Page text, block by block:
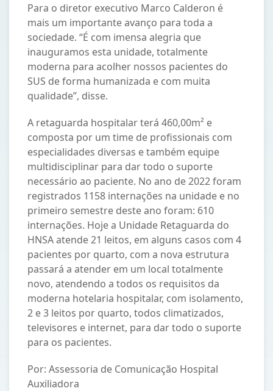
Para o diretor executivo Marco Calderon é
mais um importante avanço para toda a
sociedade. “É com imensa alegria que
inauguramos esta unidade, totalmente
moderna para acolher nossos pacientes do
SUS de forma humanizada e com muita
qualidade”, disse.
A retaguarda hospitalar terá 460,00m² e
composta por um time de profissionais com
especialidades diversas e também equipe
multidisciplinar para dar todo o suporte
necessário ao paciente. No ano de 2022 foram
registrados 1158 internações na unidade e no
primeiro semestre deste ano foram: 610
internações. Hoje a Unidade Retaguarda do
HNSA atende 21 leitos, em alguns casos com 4
pacientes por quarto, com a nova estrutura
passará a atender em um local totalmente
novo, atendendo a todos os requisitos da
moderna hotelaria hospitalar, com isolamento,
2 e 3 leitos por quarto, todos climatizados,
televisores e internet, para dar todo o suporte
para os pacientes.
Por: Assessoria de Comunicação Hospital
Auxiliadora